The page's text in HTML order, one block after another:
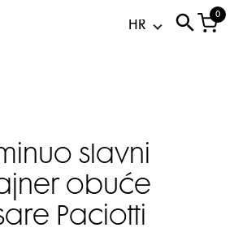
0
slavni
obuće
Paciotti